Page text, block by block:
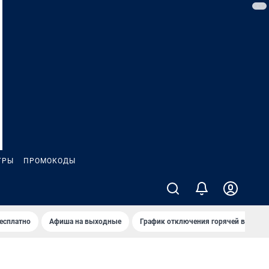
ПРОМОКОДЫ
Афиша на выходные График отключения горячей воды в